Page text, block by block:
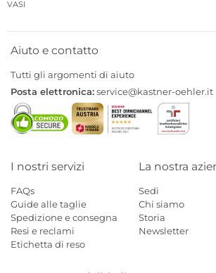
VASI
Aiuto e contatto
Tutti gli argomenti di aiuto
Posta elettronica:service@kastner-oehler.it
I nostri servizi
FAQs
Guide alle taglie
Spedizione e consegna
Resi e reclami
Etichetta di reso
La nostra
Sedi
Chi siamo
Storia
Newsletter